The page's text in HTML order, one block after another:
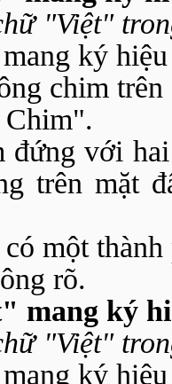
"Việt"
ký
chim trên
với
trên mặt
một
rõ.
mang ký
"Việt"
ký